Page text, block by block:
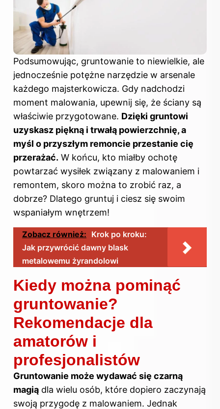
Podsumowując, gruntowanie to niewielkie, ale
jednocześnie potężne narzędzie w arsenale
każdego majsterkowicza. Gdy nadchodzi
moment malowania, upewnij się, że ściany są
właściwie przygotowane. Dzięki gruntowi
uzyskasz piękną i trwałą powierzchnię, a
myśl o przyszłym remoncie przestanie cię
przerażać. W końcu, kto miałby ochotę
powtarzać wysiłek związany z malowaniem i
remontem, skoro można to zrobić raz, a
dobrze? Dlatego gruntuj i ciesz się swoim
wspaniałym wnętrzem!
Zobacz również: Krok po kroku:
Jak przywrócić dawny blask
metalowemu żyrandolowi
Kiedy można pominąć
gruntowanie?
Rekomendacje dla
amatorów i
profesjonalistów
Gruntowanie może wydawać się czarną
magią dla wielu osób, które dopiero zaczynają
swoją przygodę z malowaniem. Jednak